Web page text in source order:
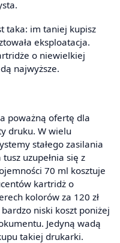
taka: im taniej kupisz
eksploatacja.
o niewielkiej
najwyższe.
poważną ofertę dla
druku. W wielu
stałego zasilania
uzupełnia się z
70 ml kosztuje
kartridż o
kolorów za 120 zł
niski koszt poniżej
Jedyną wadą
takiej drukarki.